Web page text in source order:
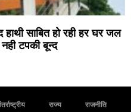
साबित हो रही हर घर जल
टपकी बून्द
राज्य
राजनीति